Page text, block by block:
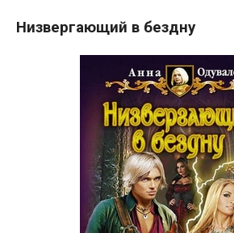
Низвергающий в бездну